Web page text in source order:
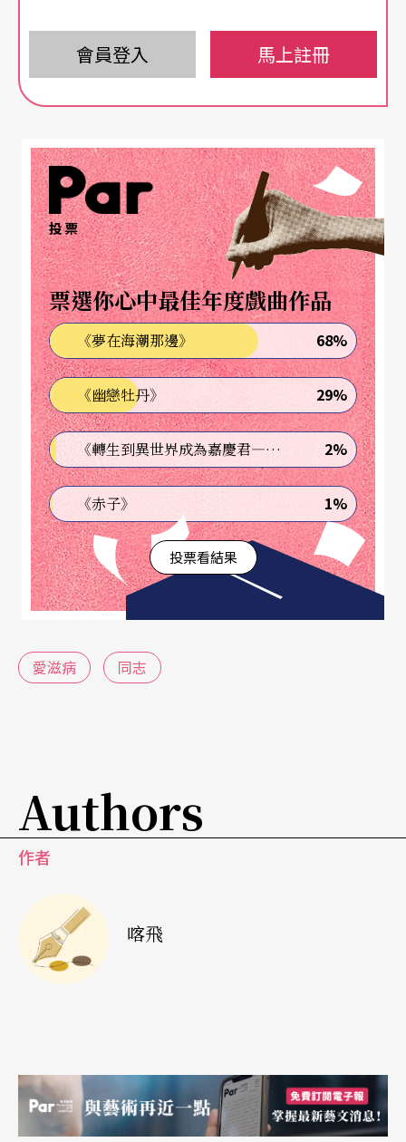
一、科學家卅年來不斷探索、研究，對愛滋病
愈了解，也研發出治療效果愈來愈好的治療藥物。
雞尾酒療法，此後，愛滋不再是絕症，致死率大幅
下降。至今，感染者只要照顧好，平均壽命和一般
人很接近。
二、儘管進步的藥物已經讓感染者不易被死亡威
脅，但是早年巨大的死亡威脅陰影，卻隨著長期以
來的恐嚇式衛教餘威，在許多人心中深深烙印，依
然聞愛滋色變、驚恐萬分。
三、懼怕死亡和落後的愛滋知識，讓不少人停在愛
滋連結死亡的印象，也以為這是特定族群才有的
病。不符現況的錯誤認知，讓有心人有機會操弄恐
懼作為攻擊感染者和同志的武器。
感染者≠愛滋病人
一、接觸到帶有病毒的血液或特定體液（精液、前
三、正在流血的傷口或黏膜。
許多人分不清感染和發病不同，混淆影響了對疾病
的態度。當HIV病毒跑到一個人身上，這人叫「HIV
感染者／帶原者」，他有傳染給別人的可能。這時
免疫力還沒被破壞，身體一樣健康，不影響生活。
死。感染到發病期間，稱作「潛伏期」。時間多
長？因人而異，有人三、五年或十年，也有人廿年
會員登入 馬上註冊
投票
票選你心中最佳年度戲曲作品
《夢在海潮那邊》 68%
《幽戀牡丹》 29%
《轉生到異世界成為嘉慶君—發現我的祖先是詐騙集團!?》 2%
《赤子》 1%
投票看結果
愛滋病 同志
Authors
作者
喀飛